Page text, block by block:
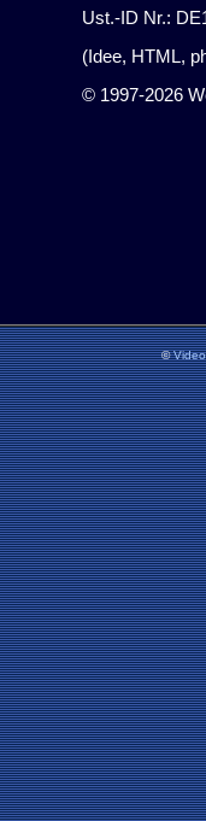
Ust.-ID Nr.:
(Idee, HTML,
©
©